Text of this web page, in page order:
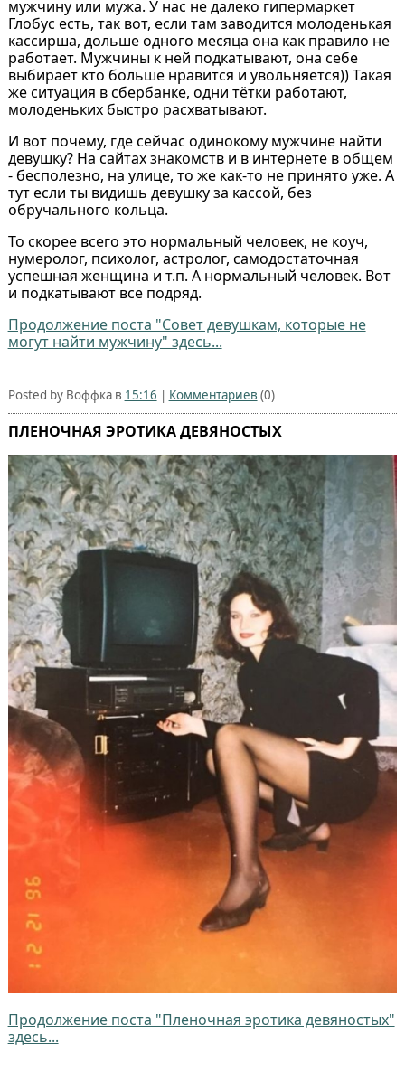
мужчину или мужа. У нас не далеко гипермаркет
Глобус есть, так вот, если там заводится молоденькая
кассирша, дольше одного месяца она как правило не
работает. Мужчины к ней подкатывают, она себе
выбирает кто больше нравится и увольняется)) Такая
же ситуация в сбербанке, одни тётки работают,
молоденьких быстро расхватывают.
И вот почему, где сейчас одинокому мужчине найти
девушку? На сайтах знакомств и в интернете в общем
- бесполезно, на улице, то же как-то не принято уже. А
тут если ты видишь девушку за кассой, без
обручального кольца.
То скорее всего это нормальный человек, не коуч,
нумеролог, психолог, астролог, самодостаточная
успешная женщина и т.п. А нормальный человек. Вот
и подкатывают все подряд.
Продолжение поста "Совет девушкам, которые не
могут найти мужчину" здесь...
Posted by Воффка в 15:16 | Комментариев (0)
ПЛЕНОЧНАЯ ЭРОТИКА ДЕВЯНОСТЫХ
Продолжение поста "Пленочная эротика девяностых"
здесь...